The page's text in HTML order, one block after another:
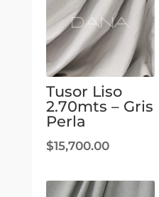
Tusor Liso
2.70mts – Gris
Perla
$15,700.00